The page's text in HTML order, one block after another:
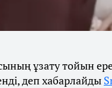
ұзату тойын
деп хабарлайды